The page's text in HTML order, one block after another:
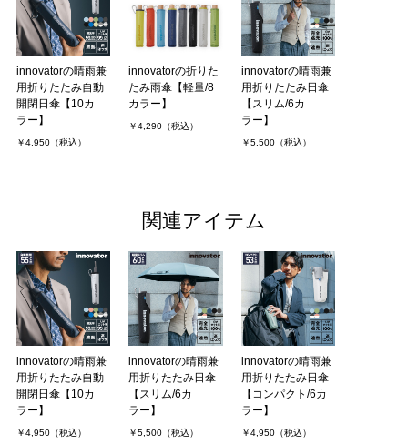
innovatorの晴雨兼
用折りたたみ自動
開閉日傘【10カ
ラー】
￥4,950（税込）
innovatorの折りた
たみ雨傘【軽量/8
カラー】
￥4,290（税込）
innovatorの晴雨兼
用折りたたみ日傘
【スリム/6カ
ラー】
￥5,500（税込）
関連アイテム
innovatorの晴雨兼
用折りたたみ自動
開閉日傘【10カ
ラー】
￥4,950（税込）
innovatorの晴雨兼
用折りたたみ日傘
【スリム/6カ
ラー】
￥5,500（税込）
innovatorの晴雨兼
用折りたたみ日傘
【コンパクト/6カ
ラー】
￥4,950（税込）